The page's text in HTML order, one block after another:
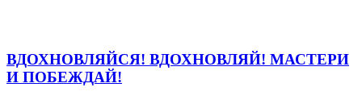
ВДОХНОВЛЯЙСЯ! ВДОХНОВЛЯЙ! МАСТЕРИ
И ПОБЕЖДАЙ!